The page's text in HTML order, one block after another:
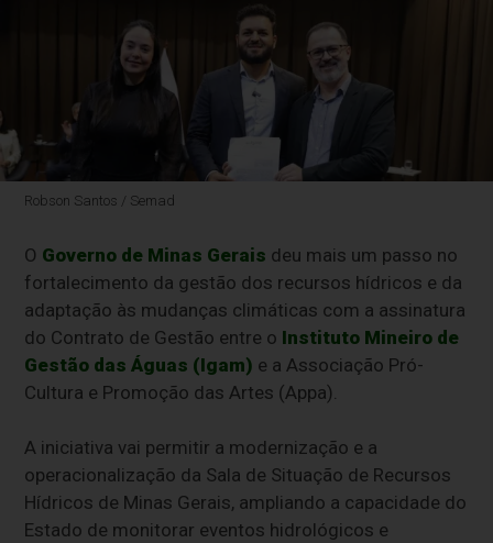
Robson Santos / Semad
O Governo de Minas Gerais deu mais um passo no
fortalecimento da gestão dos recursos hídricos e da
adaptação às mudanças climáticas com a assinatura
do Contrato de Gestão entre o Instituto Mineiro de
Gestão das Águas (Igam) e a Associação Pró-
Cultura e Promoção das Artes (Appa).
A iniciativa vai permitir a modernização e a
operacionalização da Sala de Situação de Recursos
Hídricos de Minas Gerais, ampliando a capacidade do
Estado de monitorar eventos hidrológicos e